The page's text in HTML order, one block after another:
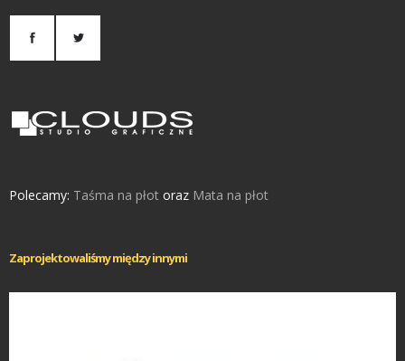
Polecamy: Taśma na płot oraz Mata na płot
Zaprojektowaliśmy między innymi